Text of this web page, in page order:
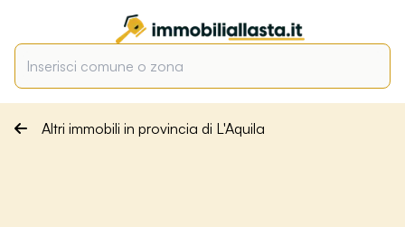
Altri immobili in provincia di L'Aquila